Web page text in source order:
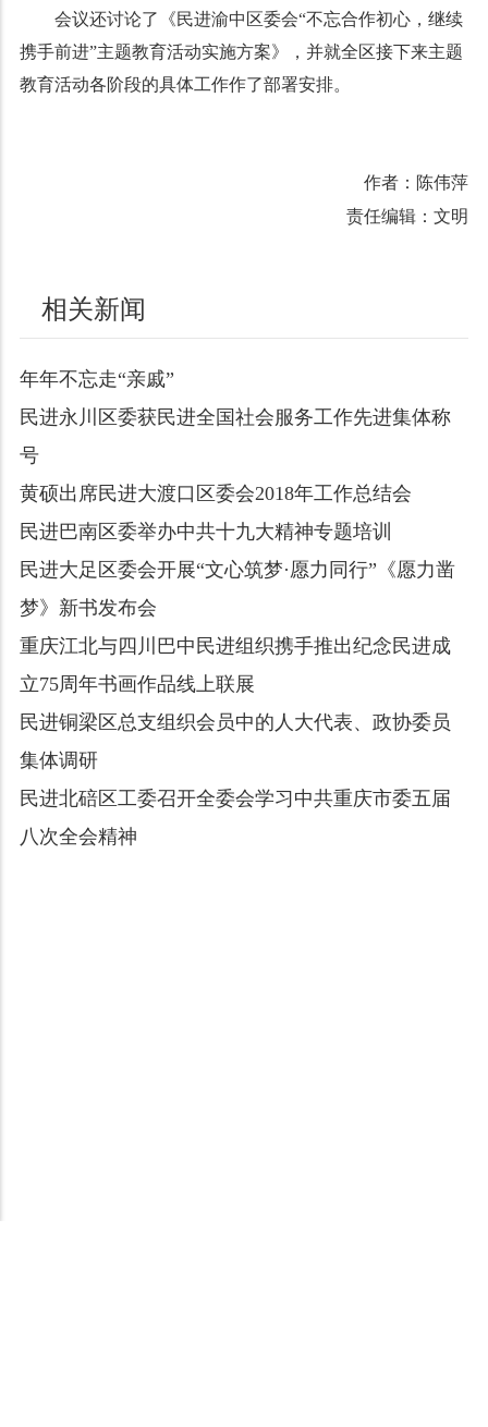
会议还讨论了《民进渝中区委会“不忘合作初心，继续
携手前进”主题教育活动实施方案》，并就全区接下来主题
教育活动各阶段的具体工作作了部署安排。
作者：陈伟萍
责任编辑：文明
相关新闻
年年不忘走“亲戚”
民进永川区委获民进全国社会服务工作先进集体称
号
黄硕出席民进大渡口区委会2018年工作总结会
民进巴南区委举办中共十九大精神专题培训
民进大足区委会开展“文心筑梦·愿力同行”《愿力凿
梦》新书发布会
重庆江北与四川巴中民进组织携手推出纪念民进成
立75周年书画作品线上联展
民进铜梁区总支组织会员中的人大代表、政协委员
集体调研
民进北碚区工委召开全委会学习中共重庆市委五届
八次全会精神